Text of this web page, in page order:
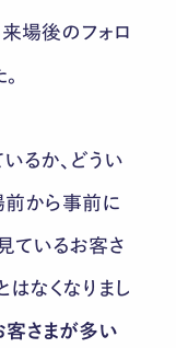
場後のフォロ
るか、どうい
前から事前に
ているお客さ
なくなりまし
客さまが多い